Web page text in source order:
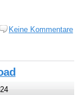
Keine Kommentare